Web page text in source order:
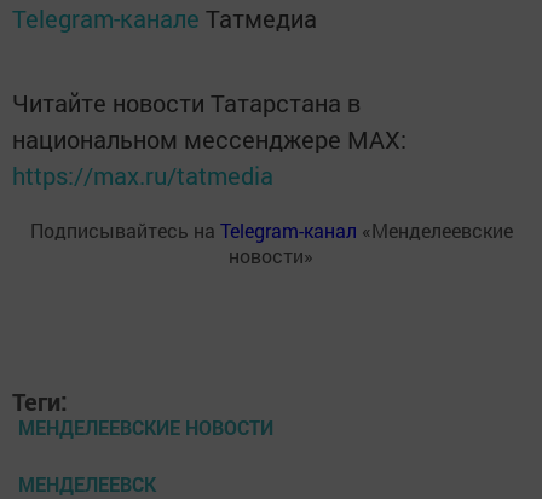
Telegram-канале Татмедиа
Читайте новости Татарстана в
национальном мессенджере MАХ:
https://max.ru/tatmedia
Подписывайтесь на Telegram-канал «Менделеевские
новости»
Теги:
МЕНДЕЛЕЕВСКИЕ НОВОСТИ
МЕНДЕЛЕЕВСК